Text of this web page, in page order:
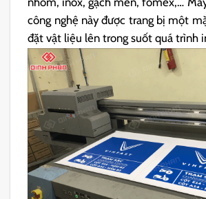
công nghệ này được trang bị một
đặt vật liệu lên trong suốt quá trình